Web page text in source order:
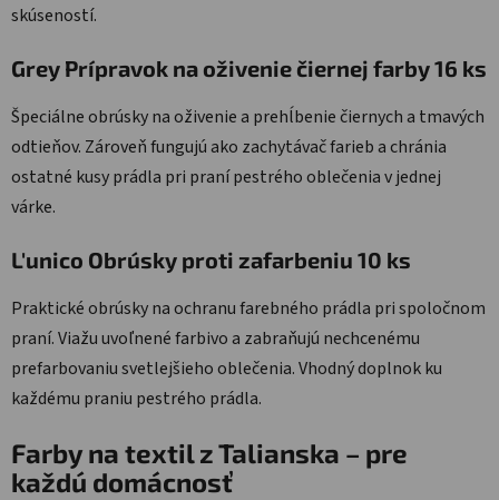
skúseností.
Grey Prípravok na oživenie čiernej farby 16 ks
Špeciálne obrúsky na oživenie a prehĺbenie čiernych a tmavých
odtieňov. Zároveň fungujú ako zachytávač farieb a chránia
ostatné kusy prádla pri praní pestrého oblečenia v jednej
várke.
L'unico Obrúsky proti zafarbeniu 10 ks
Praktické obrúsky na ochranu farebného prádla pri spoločnom
praní. Viažu uvoľnené farbivo a zabraňujú nechcenému
prefarbovaniu svetlejšieho oblečenia. Vhodný doplnok ku
každému praniu pestrého prádla.
Farby na textil z Talianska – pre
každú domácnosť